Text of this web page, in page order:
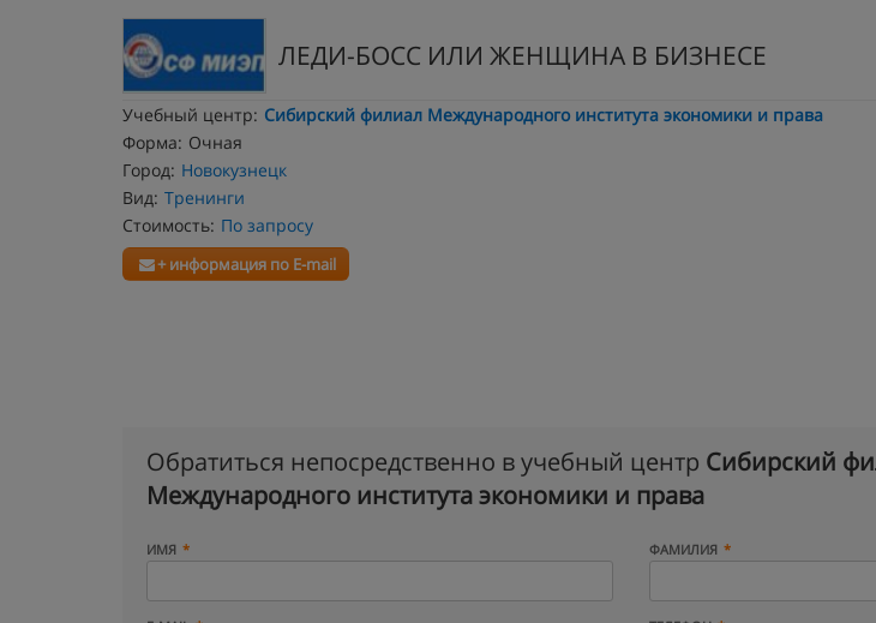
ЛЕДИ-БОСС ИЛИ ЖЕНЩИНА В БИЗНЕСЕ
Учебный центр: Сибирский филиал Международного института экономики и права
Форма: Очная
Город: Новокузнецк
Вид: Тренинги
Стоимость: По запросу
+ информация по E-mail
Обратиться непосредственно в учебный центр Сибирский
Международного института экономики и права
ИМЯ ФАМИЛИЯ